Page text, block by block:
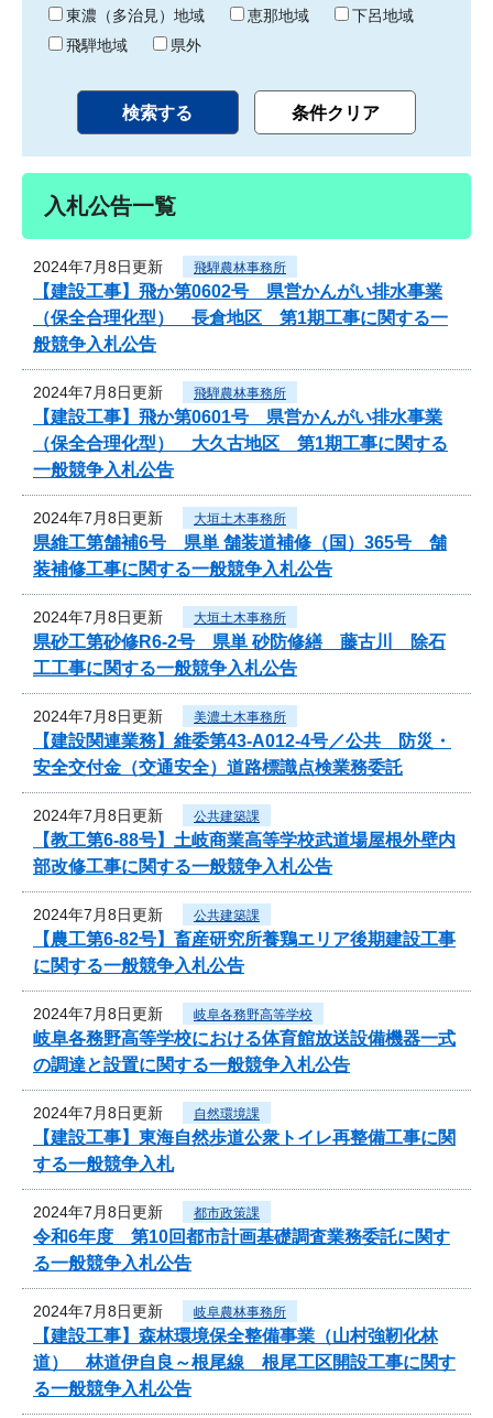
東濃（多治見）地域
恵那地域
下呂地域
飛騨地域
県外
入札公告一覧
2024年7月8日更新 飛騨農林事務所
【建設工事】飛か第0602号 県営かんがい排水事業
（保全合理化型） 長倉地区 第1期工事に関する一
般競争入札公告
2024年7月8日更新 飛騨農林事務所
【建設工事】飛か第0601号 県営かんがい排水事業
（保全合理化型） 大久古地区 第1期工事に関する
一般競争入札公告
2024年7月8日更新 大垣土木事務所
県維工第舗補6号 県単 舗装道補修（国）365号 舗
装補修工事に関する一般競争入札公告
2024年7月8日更新 大垣土木事務所
県砂工第砂修R6-2号 県単 砂防修繕 藤古川 除石
工工事に関する一般競争入札公告
2024年7月8日更新 美濃土木事務所
【建設関連業務】維委第43-A012-4号／公共 防災・
安全交付金（交通安全）道路標識点検業務委託
2024年7月8日更新 公共建築課
【教工第6-88号】土岐商業高等学校武道場屋根外壁内
部改修工事に関する一般競争入札公告
2024年7月8日更新 公共建築課
【農工第6-82号】畜産研究所養鶏エリア後期建設工事
に関する一般競争入札公告
2024年7月8日更新 岐阜各務野高等学校
岐阜各務野高等学校における体育館放送設備機器一式
の調達と設置に関する一般競争入札公告
2024年7月8日更新 自然環境課
【建設工事】東海自然歩道公衆トイレ再整備工事に関
する一般競争入札
2024年7月8日更新 都市政策課
令和6年度 第10回都市計画基礎調査業務委託に関す
る一般競争入札公告
2024年7月8日更新 岐阜農林事務所
【建設工事】森林環境保全整備事業（山村強靭化林
道） 林道伊自良～根尾線 根尾工区開設工事に関す
る一般競争入札公告